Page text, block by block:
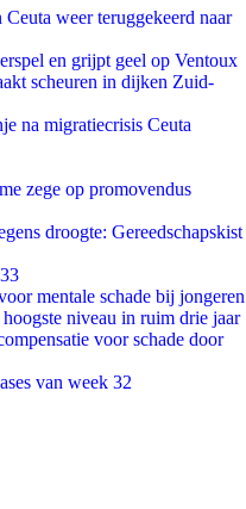
weer teruggekeerd naar
en grijpt geel op Ventoux
scheuren in dijken Zuid-
na migratiecrisis Ceuta
zege op promovendus
droogte: Gereedschapskist
mentale schade bij jongeren
niveau in ruim drie jaar
voor schade door
van week 32